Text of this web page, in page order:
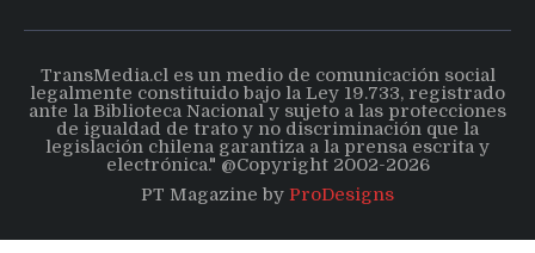
TransMedia.cl es un medio de comunicación social
legalmente constituido bajo la Ley 19.733, registrado
ante la Biblioteca Nacional y sujeto a las protecciones
de igualdad de trato y no discriminación que la
legislación chilena garantiza a la prensa escrita y
electrónica." @Copyright 2002-2026
PT Magazine by ProDesigns